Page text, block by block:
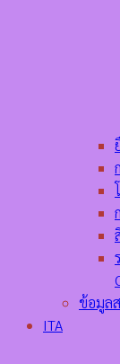
ข้อมูล
ITA